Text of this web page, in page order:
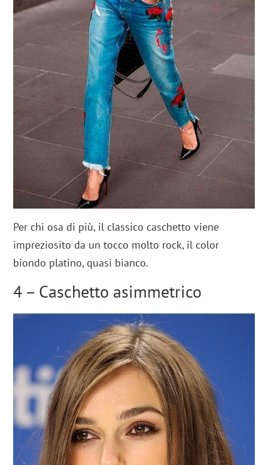
Per chi osa di più, il classico caschetto viene
impreziosito da un tocco molto rock, il color
biondo platino, quasi bianco.
4 – Caschetto asimmetrico